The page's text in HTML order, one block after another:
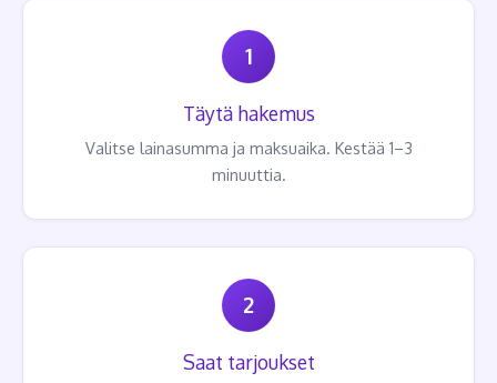
1
Täytä hakemus
Valitse lainasumma ja maksuaika. Kestää 1–3
minuuttia.
2
Saat tarjoukset